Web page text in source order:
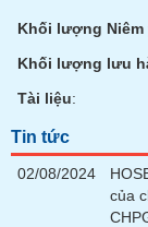
Khối lượng Niêm
Khối lượng lưu
Tài liệu:
Tin tức
02/08/2024
của
chính